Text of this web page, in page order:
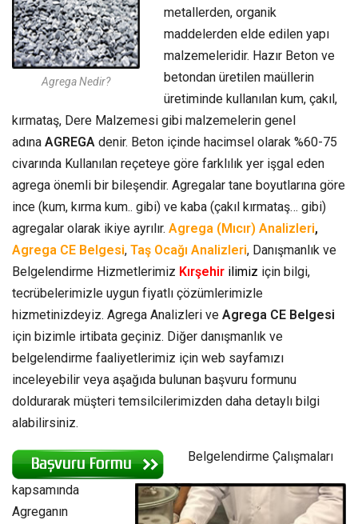
Agrega Nedir?
metallerden, organik
maddelerden elde edilen yapı
malzemeleridir. Hazır Beton ve
betondan üretilen maüllerin
üretiminde kullanılan kum, çakıl,
kırmataş, Dere Malzemesi gibi malzemelerin genel
adına AGREGA denir. Beton içinde hacimsel olarak %60-75
civarında Kullanılan reçeteye göre farklılık yer işgal eden
agrega önemli bir bileşendir. Agregalar tane boyutlarına göre
ince (kum, kırma kum.. gibi) ve kaba (çakıl kırmataş… gibi)
agregalar olarak ikiye ayrılır. Agrega (Mıcır) Analizleri,
Agrega CE Belgesi, Taş Ocağı Analizleri, Danışmanlık ve
Belgelendirme Hizmetlerimiz Kırşehir ilimiz için bilgi,
tecrübelerimizle uygun fiyatlı çözümlerimizle
hizmetinizdeyiz. Agrega Analizleri ve Agrega CE Belgesi
için bizimle irtibata geçiniz. Diğer danışmanlık ve
belgelendirme faaliyetlerimiz için web sayfamızı
inceleyebilir veya aşağıda bulunan başvuru formunu
doldurarak müşteri temsilcilerimizden daha detaylı bilgi
alabilirsiniz.
Belgelendirme Çalışmaları
kapsamında
Agreganın